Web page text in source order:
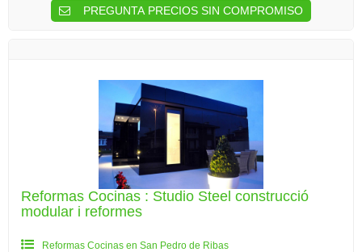
PREGUNTA PRECIOS SIN COMPROMISO
Reformas Cocinas : Studio Steel construcció
modular i reformes
Reformas Cocinas en San Pedro de Ribas